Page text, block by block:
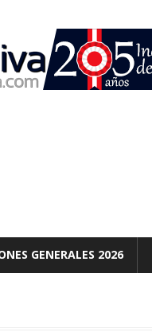
GENERALES 2026